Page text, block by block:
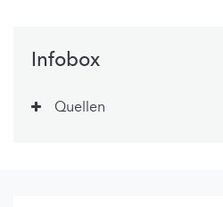
Infobox
Quellen